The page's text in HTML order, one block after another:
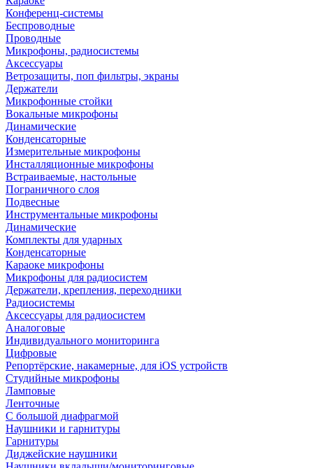
Конференц-системы
Беспроводные
Проводные
Микрофоны, радиосистемы
Аксессуары
Ветрозащиты, поп фильтры, экраны
Держатели
Микрофонные стойки
Вокальные микрофоны
Динамические
Конденсаторные
Измерительные микрофоны
Инсталляционные микрофоны
Встраиваемые, настольные
Пограничного слоя
Подвесные
Инструментальные микрофоны
Динамические
Комплекты для ударных
Конденсаторные
Караоке микрофоны
Микрофоны для радиосистем
Держатели, крепления, переходники
Радиосистемы
Аксессуары для радиосистем
Аналоговые
Индивидуального мониторинга
Цифровые
Репортёрские, накамерные, для iOS устройств
Студийные микрофоны
Ламповые
Ленточные
С большой диафрагмой
Наушники и гарнитуры
Гарнитуры
Диджейские наушники